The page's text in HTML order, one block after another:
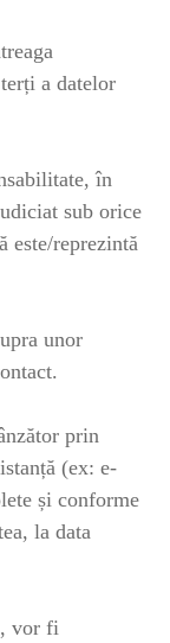
a datelor
în
sub orice
este/reprezintă
unor
prin
(ex: e-
și conforme
la data
vor fi